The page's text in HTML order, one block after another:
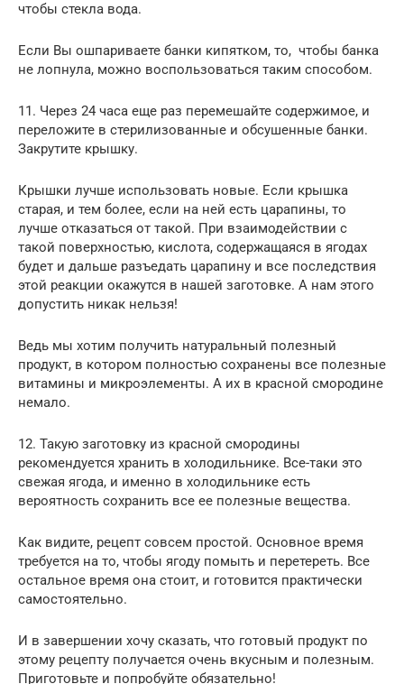
чтобы стекла вода.
Если Вы ошпариваете банки кипятком, то, чтобы банка
не лопнула, можно воспользоваться таким способом.
11. Через 24 часа еще раз перемешайте содержимое, и
переложите в стерилизованные и обсушенные банки.
Закрутите крышку.
Крышки лучше использовать новые. Если крышка
старая, и тем более, если на ней есть царапины, то
лучше отказаться от такой. При взаимодействии с
такой поверхностью, кислота, содержащаяся в ягодах
будет и дальше разъедать царапину и все последствия
этой реакции окажутся в нашей заготовке. А нам этого
допустить никак нельзя!
Ведь мы хотим получить натуральный полезный
продукт, в котором полностью сохранены все полезные
витамины и микроэлементы. А их в красной смородине
немало.
12. Такую заготовку из красной смородины
рекомендуется хранить в холодильнике. Все-таки это
свежая ягода, и именно в холодильнике есть
вероятность сохранить все ее полезные вещества.
Как видите, рецепт совсем простой. Основное время
требуется на то, чтобы ягоду помыть и перетереть. Все
остальное время она стоит, и готовится практически
самостоятельно.
И в завершении хочу сказать, что готовый продукт по
этому рецепту получается очень вкусным и полезным.
Приготовьте и попробуйте обязательно!